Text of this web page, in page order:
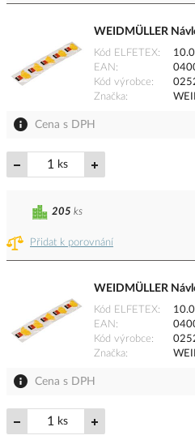
WEIDMÜLLER
Kód ELFETEX
EAN
Kód výrobce
Značka
Cena s DPH
ks
Přidat k porovnání
205 ks
WEIDMÜLLER
Kód ELFETEX
EAN
Kód výrobce
Značka
Cena s DPH
ks